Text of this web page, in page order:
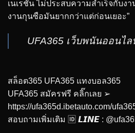
เนเรชั่น ไม่ประสบความสำเร็จกับง
งานกุนซือมันยากกว่าแต่ก่อนเยอะ”
UFA365 เว็บพนันออนไล
สล็อต365 UFA365 แทงบอล365
UFA365 สมัครฟรี คลิ๊กเลย ➢
https://ufa365d.ibetauto.com/
สอบถามเพิ่มเติม 🆔 𝙇𝙄𝙉𝙀 :